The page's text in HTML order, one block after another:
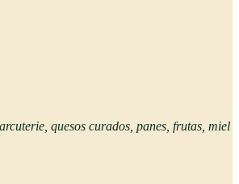
quesos curados, panes, frutas, miel